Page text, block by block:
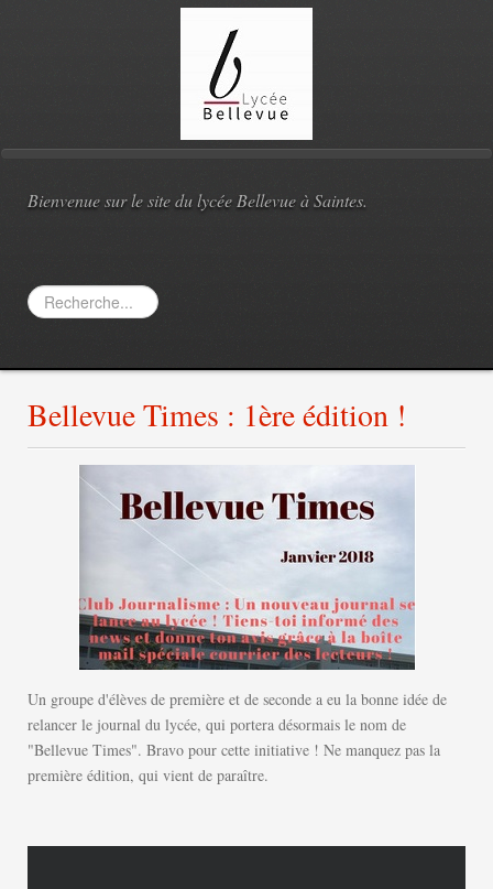
Bienvenue sur le site du lycée Bellevue à Saintes.
Rechercher
Bellevue Times : 1ère édition !
Un groupe d'élèves de première et de seconde a eu la bonne idée de
relancer le journal du lycée, qui portera désormais le nom de
"Bellevue Times". Bravo pour cette initiative ! Ne manquez pas la
première édition, qui vient de paraître.